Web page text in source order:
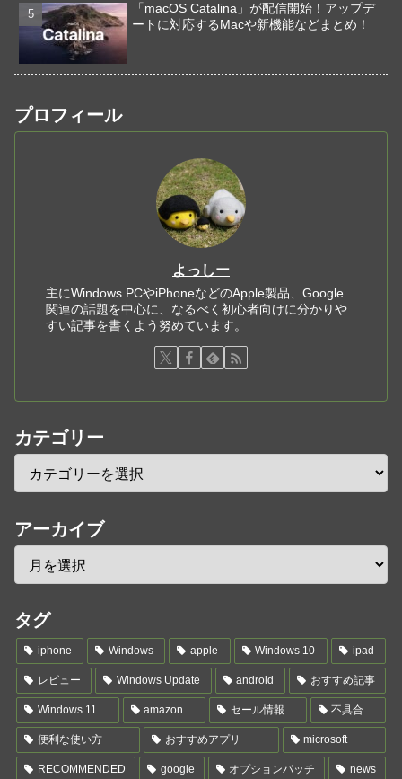
「macOS Catalina」が配信開始！アップデ
ートに対応するMacや新機能などまとめ！
プロフィール
よっしー
主にWindows PCやiPhoneなどのApple製品、Google
関連の話題を中心に、なるべく初心者向けに分かりや
すい記事を書くよう努めています。
カテゴリー
アーカイブ
タグ
iphone Windows apple Windows 10 ipad
レビュー Windows Update android おすすめ記事
Windows 11 amazon セール情報 不具合
便利な使い方 おすすめアプリ microsoft
RECOMMENDED google オプションパッチ news